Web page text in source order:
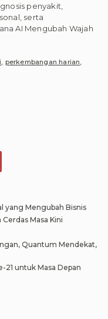
penyakit,
serta
AI Mengubah Wajah
, perkembangan harian,
yang Mengubah Bisnis
Masa Kini
Quantum Mendekat,
21 untuk Masa Depan